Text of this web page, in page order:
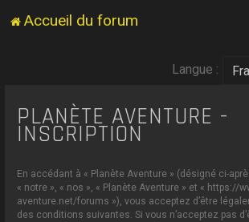
Accueil du forum
Langue :
PLANÈTE AVENTURE -
INSCRIPTION
En accédant à « Planète Aventure » (désigné ci-
« notre », « nos », « Planète Aventure » et « https://
aventure.net/forums »), vous acceptez d’être
des conditions suivantes. Si vous n’acceptez pas